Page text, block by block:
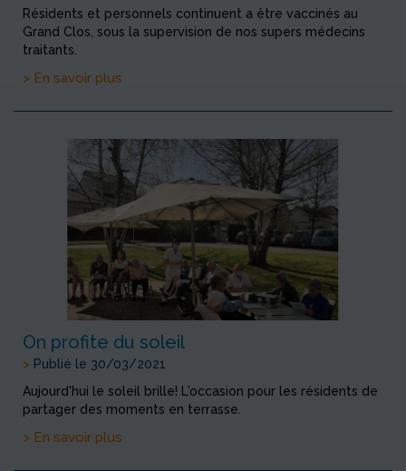
Résidents et personnels continuent a être vaccinés au
Grand Clos, sous la supervision de nos supers médecins
traitants.
> En savoir plus
On profite du soleil
> Publié le 30/03/2021
Aujourd'hui le soleil brille! L'occasion pour les résidents de
partager des moments en terrasse.
> En savoir plus